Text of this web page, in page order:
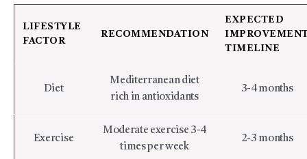
LIFESTYLE
FACTOR
RECOMMENDATION
EXPECTED
TIMELINE
Diet
Mediterranean diet
rich in antioxidants
3-4 months
Exercise
Moderate exercise 3-4
times per week
2-3 months